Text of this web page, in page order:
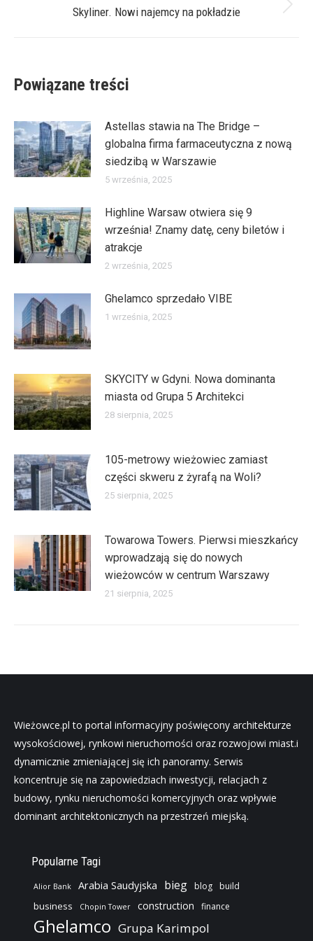
Następny
Skyliner. Nowi najemcy na pokładzie
Powiązane treści
Astellas stawia na The Bridge –
globalna firma farmaceutyczna z nową
siedzibą w Warszawie
5 września, 2025
Highline Warsaw otwiera się 9
września! Znamy datę, ceny biletów i
atrakcje
2 września, 2025
Ghelamco sprzedało VIBE
1 września, 2025
SKYCITY w Gdyni. Nowa dominanta
miasta od Grupa 5 Architekci
28 sierpnia, 2025
105-metrowy wieżowiec zamiast
części skweru z żyrafą na Woli?
25 sierpnia, 2025
Towarowa Towers. Pierwsi mieszkańcy
wprowadzają się do nowych
wieżowców w centrum Warszawy
21 sierpnia, 2025
Wieżowce.pl to portal informacyjny poświęcony architekturze
wysokościowej, rynkowi nieruchomości oraz rozwojowi miast.i
dynamicznie zmieniającej się ich panoramy. Serwis
koncentruje się na zapowiedziach inwestycji, relacjach z
budowy, rynku nieruchomości komercyjnych oraz wpływie
dominant architektonicznych na przestrzeń miejską.
Popularne Tagi
Alior Bank Arabia Saudyjska bieg blog build
business Chopin Tower construction finance
Ghelamco Grupa Karimpol